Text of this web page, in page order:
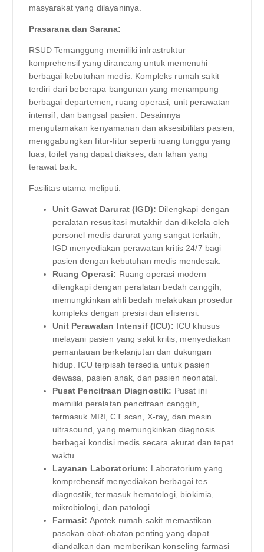
masyarakat yang dilayaninya.
Prasarana dan Sarana:
RSUD Temanggung memiliki infrastruktur
komprehensif yang dirancang untuk memenuhi
berbagai kebutuhan medis. Kompleks rumah sakit
terdiri dari beberapa bangunan yang menampung
berbagai departemen, ruang operasi, unit perawatan
intensif, dan bangsal pasien. Desainnya
mengutamakan kenyamanan dan aksesibilitas pasien,
menggabungkan fitur-fitur seperti ruang tunggu yang
luas, toilet yang dapat diakses, dan lahan yang
terawat baik.
Fasilitas utama meliputi:
Unit Gawat Darurat (IGD): Dilengkapi dengan
peralatan resusitasi mutakhir dan dikelola oleh
personel medis darurat yang sangat terlatih,
IGD menyediakan perawatan kritis 24/7 bagi
pasien dengan kebutuhan medis mendesak.
Ruang Operasi: Ruang operasi modern
dilengkapi dengan peralatan bedah canggih,
memungkinkan ahli bedah melakukan prosedur
kompleks dengan presisi dan efisiensi.
Unit Perawatan Intensif (ICU): ICU khusus
melayani pasien yang sakit kritis, menyediakan
pemantauan berkelanjutan dan dukungan
hidup. ICU terpisah tersedia untuk pasien
dewasa, pasien anak, dan pasien neonatal.
Pusat Pencitraan Diagnostik: Pusat ini
memiliki peralatan pencitraan canggih,
termasuk MRI, CT scan, X-ray, dan mesin
ultrasound, yang memungkinkan diagnosis
berbagai kondisi medis secara akurat dan tepat
waktu.
Layanan Laboratorium: Laboratorium yang
komprehensif menyediakan berbagai tes
diagnostik, termasuk hematologi, biokimia,
mikrobiologi, dan patologi.
Farmasi: Apotek rumah sakit memastikan
pasokan obat-obatan penting yang dapat
diandalkan dan memberikan konseling farmasi